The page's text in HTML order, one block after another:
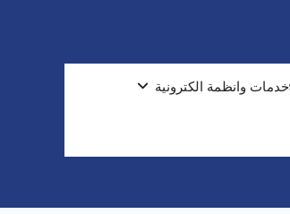
خدمات وانظمة الكترونية